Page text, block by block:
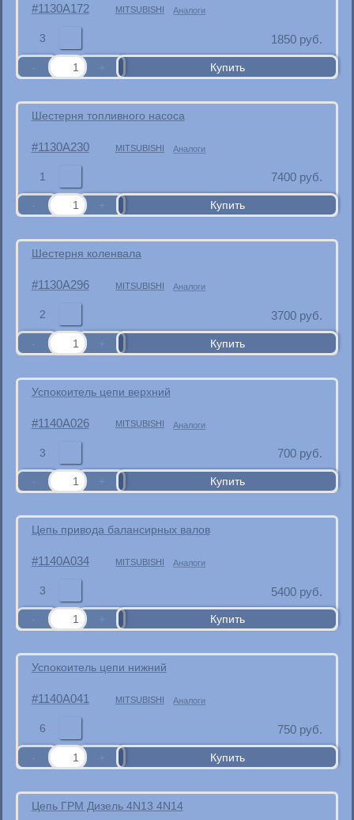
1130A172 MITSUBISHI Аналоги
3 1850 руб.
Шестерня топливного насоса
1130A230 MITSUBISHI Аналоги
1 7400 руб.
Шестерня коленвала
1130A296 MITSUBISHI Аналоги
2 3700 руб.
Успокоитель цепи верхний
1140A026 MITSUBISHI Аналоги
3 700 руб.
Цепь привода балансирных валов
1140A034 MITSUBISHI Аналоги
3 5400 руб.
Успокоитель цепи нижний
1140A041 MITSUBISHI Аналоги
6 750 руб.
Цепь ГРМ Дизель 4N13 4N14